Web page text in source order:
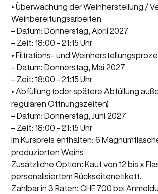
• Überwachung der Weinherstellung /
Weinbereitungsarbeiten
– Datum: Donnerstag, April 2027
– Zeit: 18:00 - 21:15 Uhr
• Filtrations- und
– Datum: Donnerstag, Mai 2027
– Zeit: 18:00 - 21:15 Uhr
• Abfüllung (oder spätere Abfüllung
regulären Öffnungszeiten)
– Datum: Donnerstag, Juni 2027
– Zeit: 18:00 - 21:15 Uhr
Im Kurspreis enthalten: 6
produzierten Weins
Zusätzliche Option: Kauf von 12 bis x
personalisiertem Rückseitenetikett.
Zahlbar in 3 Raten: CHF 700 bei